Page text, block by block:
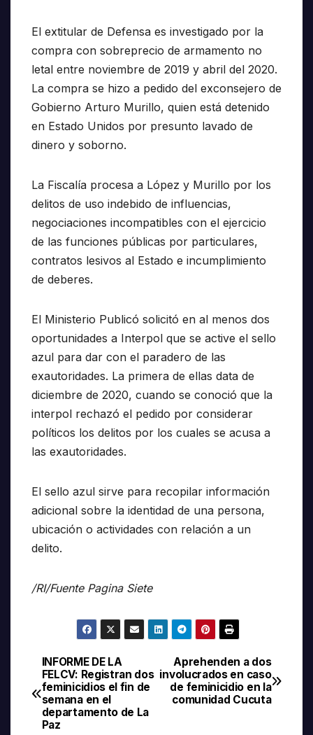
El extitular de Defensa es investigado por la
compra con sobreprecio de armamento no
letal entre noviembre de 2019 y abril del 2020.
La compra se hizo a pedido del exconsejero de
Gobierno Arturo Murillo, quien está detenido
en Estado Unidos por presunto lavado de
dinero y soborno.
La Fiscalía procesa a López y Murillo por los
delitos de uso indebido de influencias,
negociaciones incompatibles con el ejercicio
de las funciones públicas por particulares,
contratos lesivos al Estado e incumplimiento
de deberes.
El Ministerio Publicó solicitó en al menos dos
oportunidades a Interpol que se active el sello
azul para dar con el paradero de las
exautoridades. La primera de ellas data de
diciembre de 2020, cuando se conoció que la
interpol rechazó el pedido por considerar
políticos los delitos por los cuales se acusa a
las exautoridades.
El sello azul sirve para recopilar información
adicional sobre la identidad de una persona,
ubicación o actividades con relación a un
delito.
/RI/Fuente Pagina Siete
Navegación
de
entradas
Aprehenden a dos
involucrados en caso
de feminicidio en la
comunidad Cucuta
INFORME DE LA
FELCV: Registran dos
feminicidios el fin de
semana en el
departamento de La
Paz